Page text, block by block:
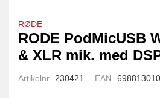
RØDE
RODE PodMicUSB
& XLR mik. med
Artikelnr 230421 EAN